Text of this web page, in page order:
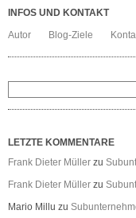
INFOS UND KONTAKT
Autor
Blog-Ziele
LETZTE KOMMENTARE
Frank Dieter Müller zu
Frank Dieter Müller zu
Mario Millu zu